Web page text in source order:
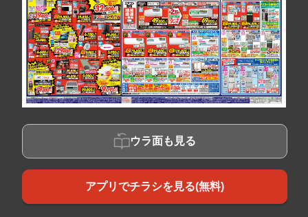
ウラ面も見る
アプリでチラシを見る(無料)